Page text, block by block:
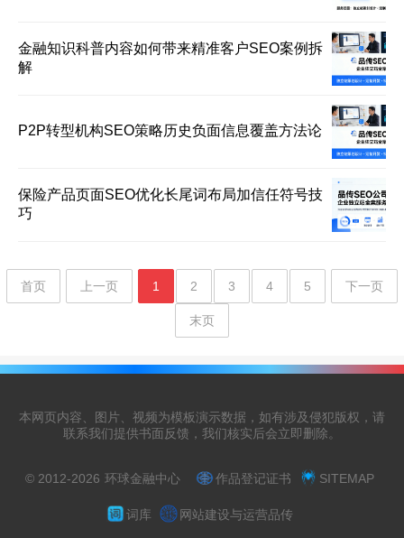
金融知识科普内容如何带来精准客户SEO案例拆
解
P2P转型机构SEO策略历史负面信息覆盖方法论
保险产品页面SEO优化长尾词布局加信任符号技
巧
首页 上一页 1 2 3 4 5 下一页
末页
本网页内容、图片、视频为模板演示数据，如有涉及侵犯版权，请
联系我们提供书面反馈，我们核实后会立即删除。
© 2012-2026 环球金融中心 作品登记证书 SITEMAP
词库 网站建设与运营品传